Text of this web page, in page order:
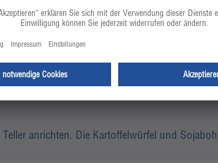
Trüffeln oder einfach mit Radieschen
anrichten. Die Kartoffelwürfel und